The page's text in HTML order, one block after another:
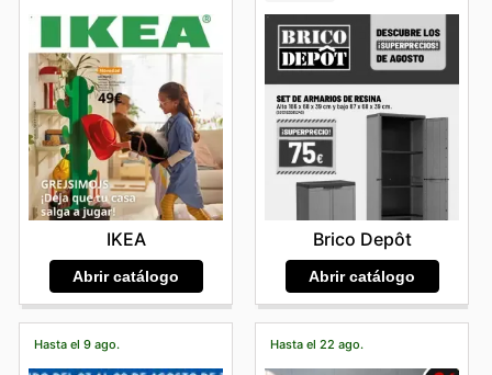
IKEA
Abrir catálogo
Brico Depôt
Abrir catálogo
Hasta el 9 ago. Hasta el 22 ago.